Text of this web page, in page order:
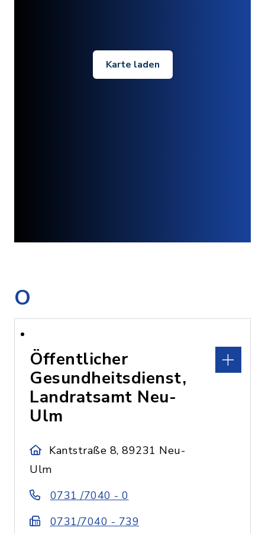
Karte laden
O
Öffentlicher
Gesundheitsdienst,
Landratsamt Neu-
Ulm
Kantstraße 8, 89231 Neu-
Ulm
0731 /7040 - 0
0731/7040 - 739